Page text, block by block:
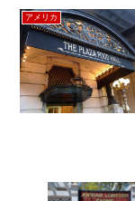
アメリカ